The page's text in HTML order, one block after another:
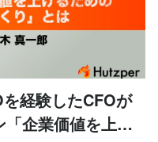
を経験したCFOが
企業価値を上げ